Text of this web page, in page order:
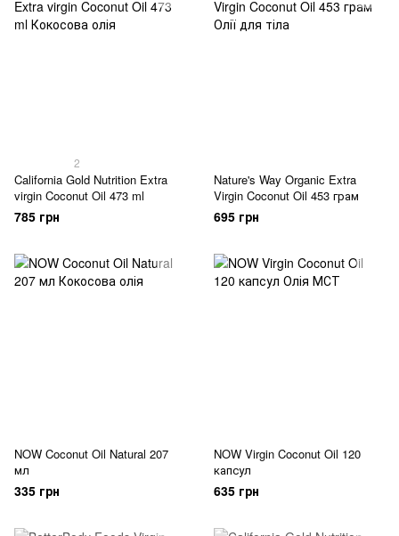
2
California Gold Nutrition Extra
virgin Coconut Oil 473 ml
785 грн
Nature's Way Organic Extra
Virgin Coconut Oil 453 грам
695 грн
NOW Coconut Oil Natural 207
мл
335 грн
NOW Virgin Coconut Oil 120
капсул
635 грн